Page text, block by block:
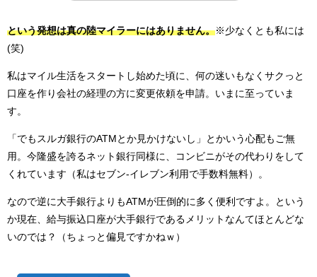
という発想は真の陸マイラーにはありません。※少なくとも私には
(笑)
私はマイル生活をスタートし始めた頃に、 何の迷いもなくサクっと
口座を作り 会社の経理の方に変更依頼を申請。 いまに至っていま
す。
「でもスルガ銀行のATMとか見かけないし」とかいう心配もご無
用。今隆盛を誇るネット銀行同様に、コンビニがその代わりをして
くれています（私はセブン-イレブン利用で手数料無料）。
なので逆に大手銀行よりもATMが圧倒的に多く便利ですよ。という
か現在、給与振込口座が大手銀行であるメリットなんてほとんどな
いのでは？（ちょっと偏見ですかねｗ）